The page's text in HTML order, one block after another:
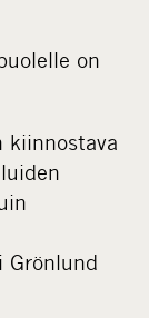
on
kiinnostava
Grönlund